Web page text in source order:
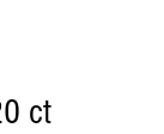
ct